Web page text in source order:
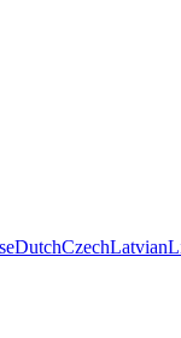
DutchCzechLatvian